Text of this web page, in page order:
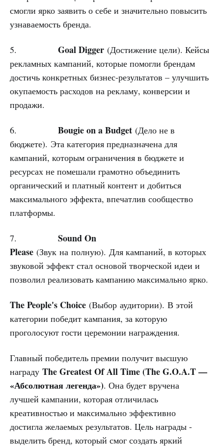
смогли ярко заявить о себе и значительно повысить
узнаваемость бренда.
5. Goal Digger (Достижение цели). Кейсы
рекламных кампаний, которые помогли брендам
достичь конкретных бизнес-результатов – улучшить
окупаемость расходов на рекламу, конверсии и
продажи.
6. Bougie on a Budget (Дело не в
бюджете). Эта категория предназначена для
кампаний, которым ограничения в бюджете и
ресурсах не помешали грамотно объединить
органический и платный контент и добиться
максимального эффекта, впечатлив сообщество
платформы.
7. Sound On
Please (Звук на полную). Для кампаний, в которых
звуковой эффект стал основой творческой идеи и
позволил реализовать кампанию максимально ярко.
The People's Choice (Выбор аудитории). В этой
категории победит кампания, за которую
проголосуют гости церемонии награждения.
Главный победитель премии получит высшую
награду The Greatest Of All Time (The G.O.A.T —
«Абсолютная легенда»). Она будет вручена
лучшей кампании, которая отличилась
креативностью и максимально эффективно
достигла желаемых результатов. Цель награды -
выделить бренд, который смог создать яркий